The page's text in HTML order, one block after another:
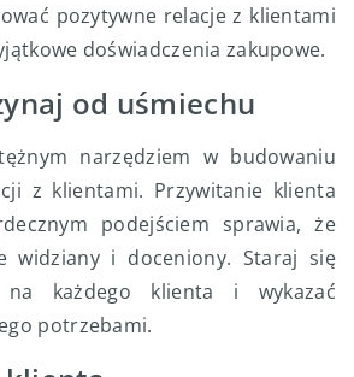
pozytywne relacje z klientami
doświadczenia zakupowe.
od uśmiechu
narzędziem w budowaniu
z klientami. Przywitanie klienta
podejściem sprawia, że
widziany i doceniony. Staraj się
na każdego klienta i wykazać
potrzebami.